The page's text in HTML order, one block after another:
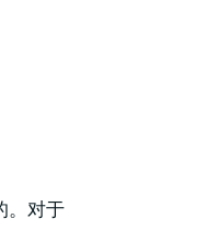
。对于